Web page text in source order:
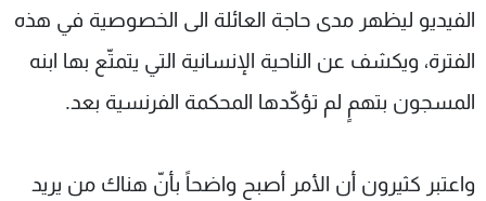
الفيديو ليظهر مدى حاجة العائلة الى الخصوصية في هذه
الفترة، ويكشف عن الناحية الإنسانية التي يتمتّع بها ابنه
المسجون بتهمٍ لم تؤكّدها المحكمة الفرنسية بعد.
واعتبر كثيرون أن الأمر أصبح واضحاً بأنّ هناك من يريد